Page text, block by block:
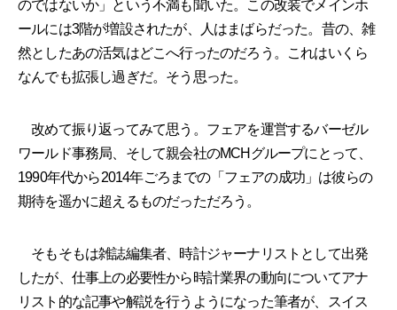
のではないか」という不満も聞いた。この改装でメインホ
ールには3階が増設されたが、人はまばらだった。昔の、雑
然としたあの活気はどこへ行ったのだろう。これはいくら
なんでも拡張し過ぎだ。そう思った。
改めて振り返ってみて思う。フェアを運営するバーゼル
ワールド事務局、そして親会社のMCHグループにとって、
1990年代から2014年ごろまでの「フェアの成功」は彼らの
期待を遥かに超えるものだっただろう。
そもそもは雑誌編集者、時計ジャーナリストとして出発
したが、仕事上の必要性から時計業界の動向についてアナ
リスト的な記事や解説を行うようになった筆者が、スイス